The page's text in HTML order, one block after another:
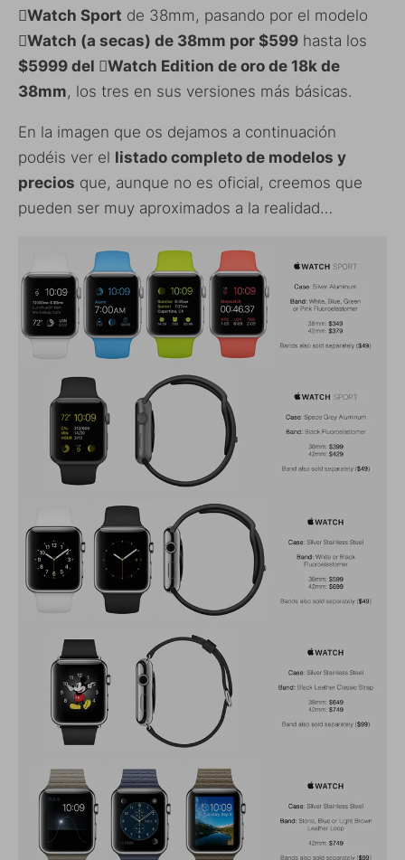
Watch Sport de 38mm, pasando por el modelo
Watch (a secas) de 38mm por $599 hasta los
$5999 del Watch Edition de oro de 18k de
38mm, los tres en sus versiones más básicas.
En la imagen que os dejamos a continuación
podéis ver el listado completo de modelos y
precios que, aunque no es oficial, creemos que
pueden ser muy aproximados a la realidad…